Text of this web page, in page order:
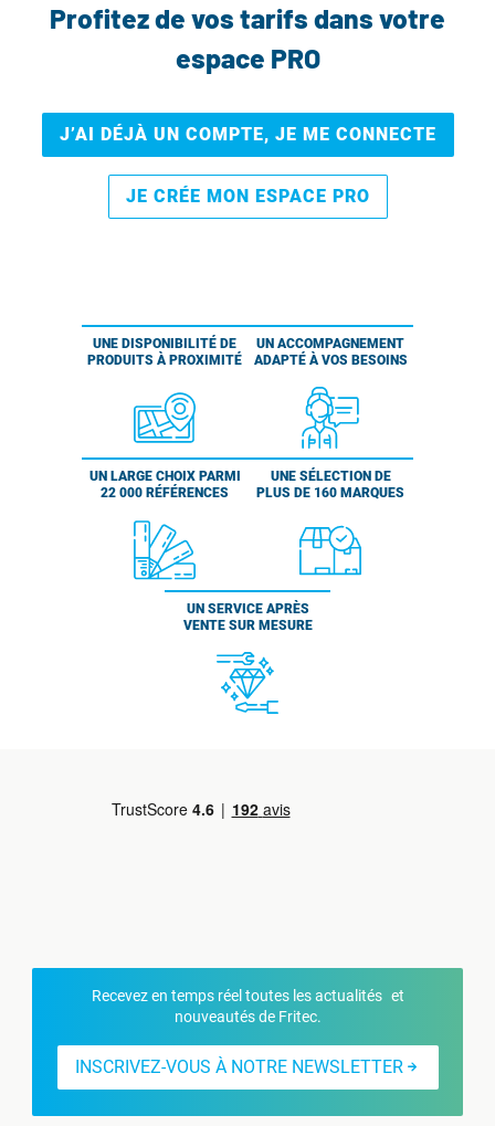
Profitez de vos tarifs dans votre
espace PRO
J’AI DÉJÀ UN COMPTE, JE ME CONNECTE
JE CRÉE MON ESPACE PRO
UNE DISPONIBILITÉ DE
PRODUITS À PROXIMITÉ
UN ACCOMPAGNEMENT
ADAPTÉ À VOS BESOINS
UN LARGE CHOIX PARMI
22 000 RÉFÉRENCES
UNE SÉLECTION DE
PLUS DE 160 MARQUES
UN SERVICE APRÈS
VENTE SUR MESURE
Recevez en temps réel toutes les actualités et
nouveautés de Fritec.
INSCRIVEZ-VOUS À NOTRE NEWSLETTER